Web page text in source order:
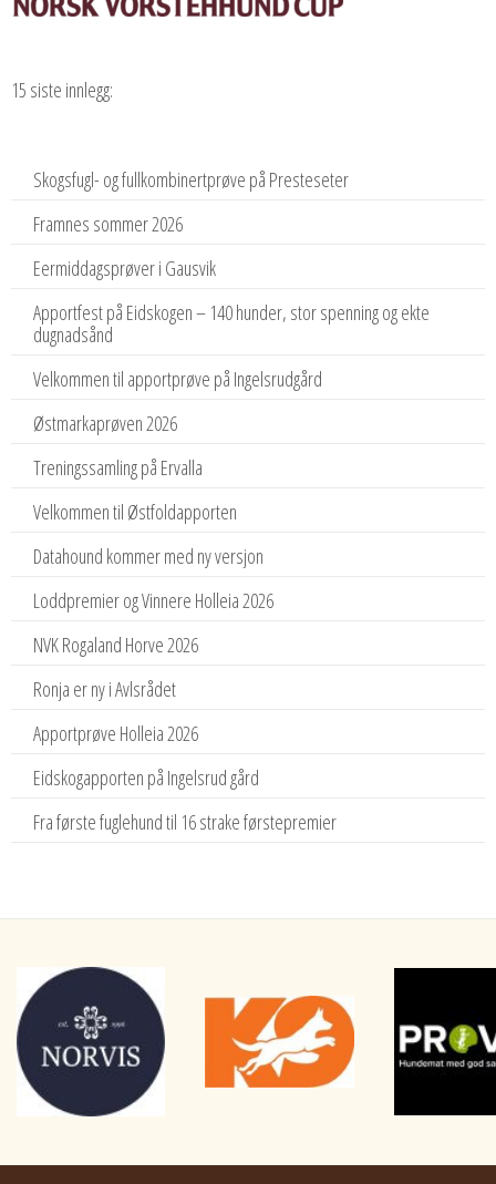
15 siste innlegg:
Skogsfugl- og fullkombinertprøve på Presteseter
Framnes sommer 2026
Eermiddagsprøver i Gausvik
Apportfest på Eidskogen – 140 hunder, stor spenning og ekte
dugnadsånd
Velkommen til apportprøve på Ingelsrudgård
Østmarkaprøven 2026
Treningssamling på Ervalla
Velkommen til Østfoldapporten
Datahound kommer med ny versjon
Loddpremier og Vinnere Holleia 2026
NVK Rogaland Horve 2026
Ronja er ny i Avlsrådet
Apportprøve Holleia 2026
Eidskogapporten på Ingelsrud gård
Fra første fuglehund til 16 strake førstepremier